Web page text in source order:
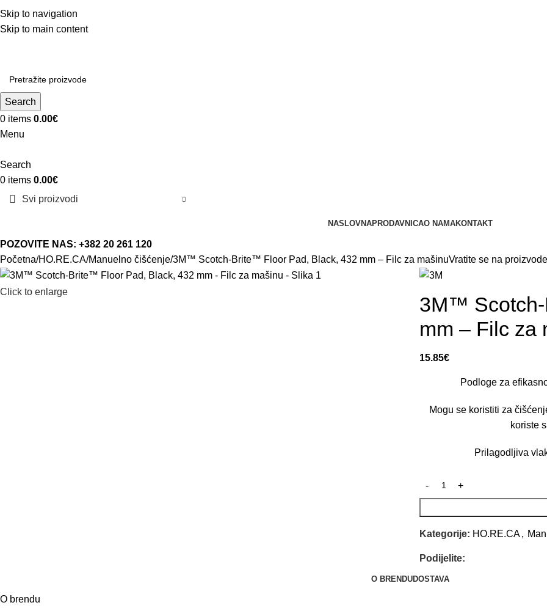
Skip to navigation
Skip to main content
Search
0 items 0.00€
Menu
Search
0 items 0.00€
Svi proizvodi
NASLOVNAPRODAVNICAO NAMAKONTAKT
POZOVITE NAS: +382 20 261 120
Početna HO.RE.CA Manuelno čišćenje 3M™ Scotch-Brite™ Floor Pad, Black, 432 mm – Filc za mašinuVratite se na proizvode
Click to enlarge
3M™
mm – Filc za
15.85€
Podloge za
Mogu se koristiti za
koriste
Prilagodljiva
Kategorije: HO.RE.CA,
Podijelite:
O BRENDUDOSTAVA
O brendu